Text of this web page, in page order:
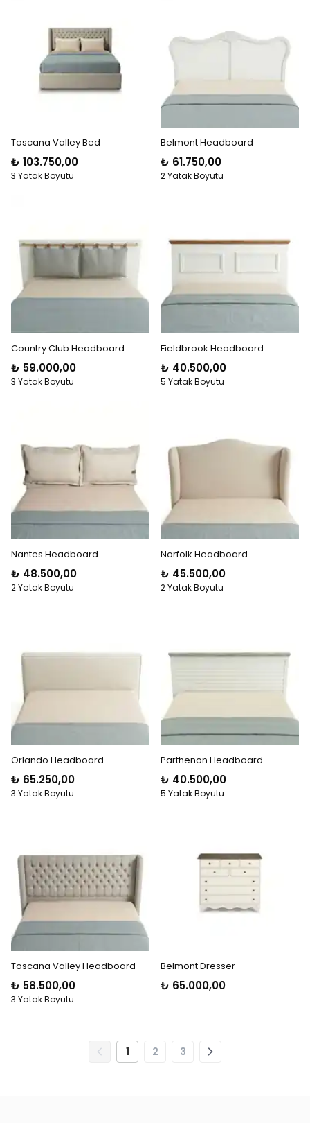
Toscana Valley Bed
₺ 103.750,00
3 Yatak Boyutu
Belmont Headboard
₺ 61.750,00
2 Yatak Boyutu
Country Club Headboard
₺ 59.000,00
3 Yatak Boyutu
Fieldbrook Headboard
₺ 40.500,00
5 Yatak Boyutu
Nantes Headboard
₺ 48.500,00
2 Yatak Boyutu
Norfolk Headboard
₺ 45.500,00
2 Yatak Boyutu
Orlando Headboard
₺ 65.250,00
3 Yatak Boyutu
Parthenon Headboard
₺ 40.500,00
5 Yatak Boyutu
Toscana Valley Headboard
₺ 58.500,00
3 Yatak Boyutu
Belmont Dresser
₺ 65.000,00
1 2 3